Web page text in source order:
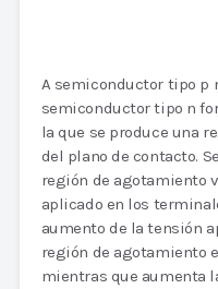
A semiconductor tipo p
semiconductor tipo n
la que se produce una
del plano de contacto.
región de agotamiento
aplicado en los
aumento de la tensión
región de agotamiento
mientras que aumenta